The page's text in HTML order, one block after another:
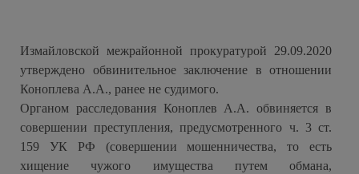
Измайловской межрайонной прокуратурой 29.09.2020
утверждено обвинительное заключение в отношении
Коноплева А.А., ранее не судимого.
Органом расследования Коноплев А.А. обвиняется в
совершении преступления, предусмотренного ч. 3 ст.
159 УК РФ (совершении мошенничества, то есть
хищение чужого имущества путем обмана,